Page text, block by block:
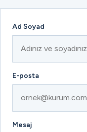
Ad Soyad
E-posta
Mesaj